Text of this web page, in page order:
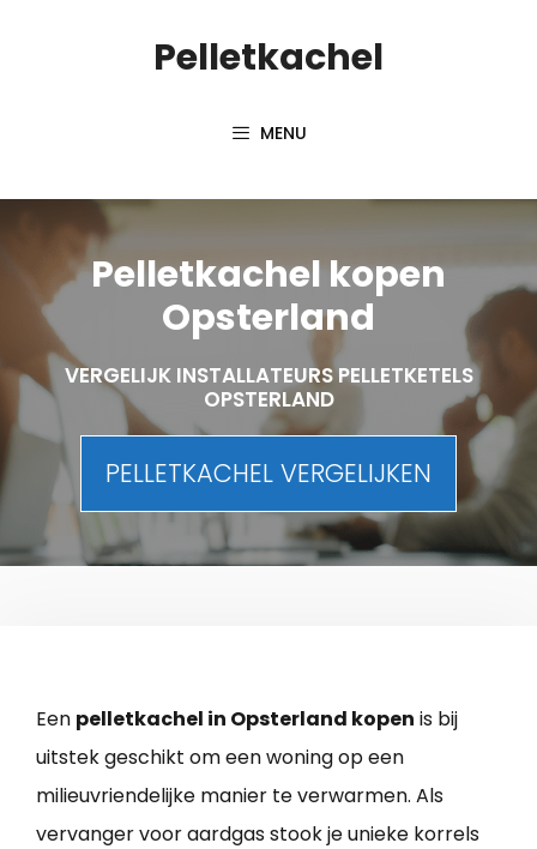
Pelletkachel
MENU
Pelletkachel kopen
Opsterland
VERGELIJK INSTALLATEURS PELLETKETELS
OPSTERLAND
PELLETKACHEL VERGELIJKEN
Een pelletkachel in Opsterland kopen is bij
uitstek geschikt om een woning op een
milieuvriendelijke manier te verwarmen. Als
vervanger voor aardgas stook je unieke korrels